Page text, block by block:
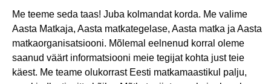
Me teeme seda taas! Juba kolmandat korda. Me valime
Aasta Matkaja, Aasta matkategelase, Aasta matka ja Aasta
matkaorganisatsiooni. Mõlemal eelnenud korral oleme
saanud väärt informatsiooni meie tegijat kohta just teie
käest. Me teame olukorrast Eesti matkamaastikul palju,